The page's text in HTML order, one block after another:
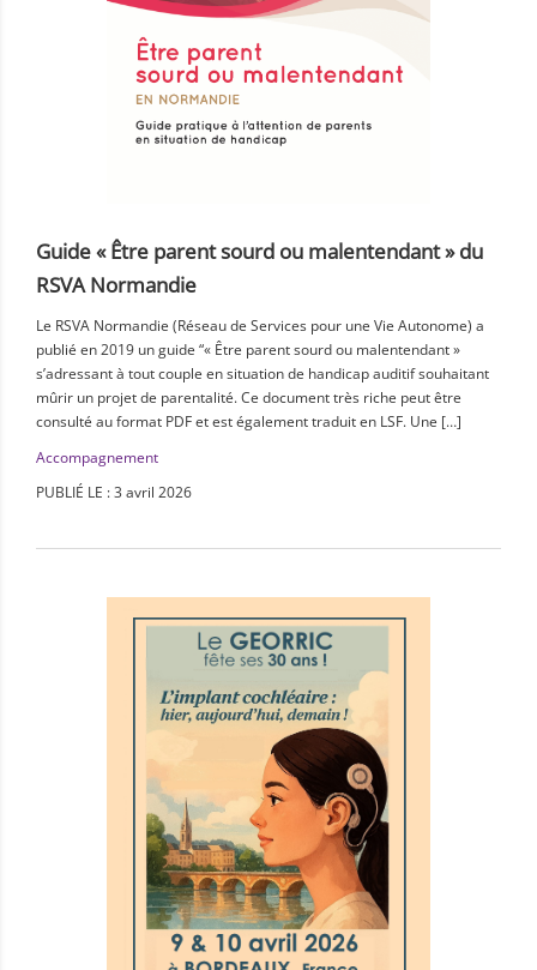
Guide « Être parent sourd ou malentendant » du
RSVA Normandie
Le RSVA Normandie (Réseau de Services pour une Vie Autonome) a
publié en 2019 un guide “« Être parent sourd ou malentendant »
s’adressant à tout couple en situation de handicap auditif souhaitant
mûrir un projet de parentalité. Ce document très riche peut être
consulté au format PDF et est également traduit en LSF. Une […]
Accompagnement
PUBLIÉ LE : 3 avril 2026